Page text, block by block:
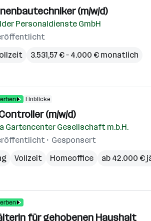
(m/w/d)
Personaldienste GmbH
3.531,57 € – 4.000 € monatlich
Einblicke
(m/w/d)
Gartencenter Gesellschaft m.b.H.
Gesponsert
Vollzeit Homeoffice ab 42.000 €
für gehobenen Haushalt